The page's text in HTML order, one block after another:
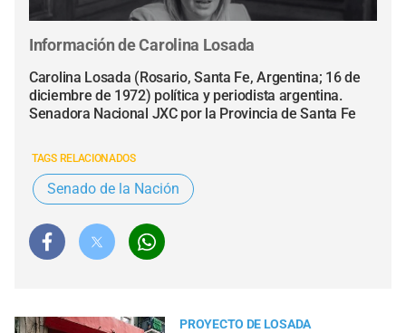
Información de Carolina Losada
Carolina Losada (Rosario, Santa Fe, Argentina; 16 de
diciembre de 1972) política​ y periodista argentina.
Senadora Nacional JXC por la Provincia de Santa Fe
TAGS RELACIONADOS
Senado de la Nación
PROYECTO DE LOSADA